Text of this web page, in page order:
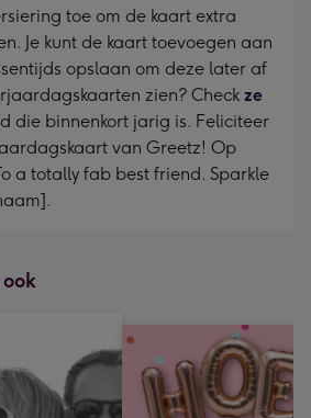
toe om de kaart extra
Je kunt de kaart toevoegen aan
opslaan om deze later af
zien? Check ze
die binnenkort jarig is. Feliciteer
van Greetz! Op
a totally fab best friend. Sparkle